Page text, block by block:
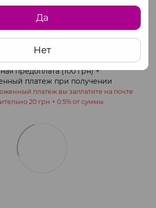
Да
Нет
оплата по официальным реквизитам
предоплата (100 грн) +
платеж при получении
платеж вы заплатите на почте
20 грн + 0.5% от суммы